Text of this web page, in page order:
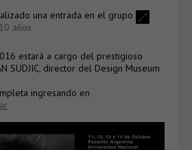
una entrada en el grupo
años
estará a cargo del prestigioso
SUDJIC, director del Design Museum
ingresando en